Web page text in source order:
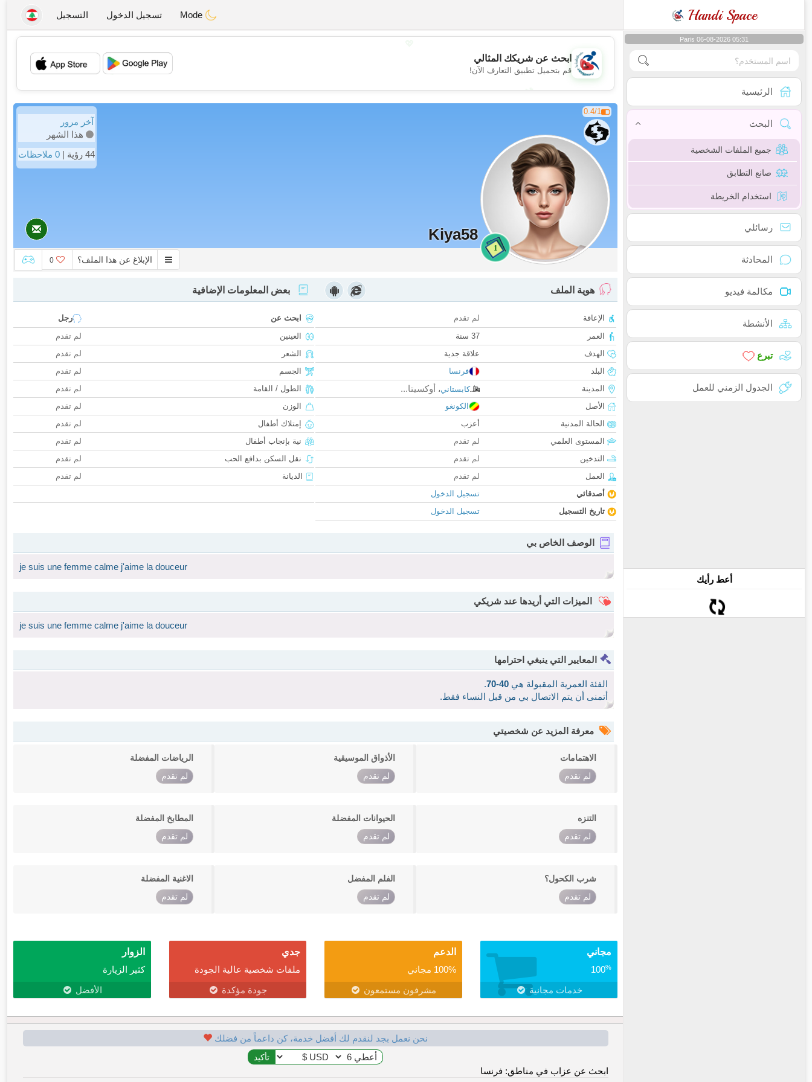
Handi Space تسجيل الدخول التسجيل
Paris 06-08-2026 05:31
الرئيسية
البحث
جميع الملفات الشخصية
صانع التطابق
استخدام الخريطة
رسائلي
المحادثة
مكالمة فيديو
الأنشطة
تبرع
الجدول الزمني للعمل
أعط رأيك
💖
ابحث عن شريكك المثالي
قم بتحميل تطبيق التعارف الآن!
0.4/1
1
Kiya58
آخر مرور
هذا الشهر
44 رؤية |
0 ملاحظات
الإبلاغ عن هذا الملف؟ 0
هوية الملف
الإعاقة
لم تقدم
العمر
37 سنة
الهدف
علاقة جدية
البلد
فرنسا
المدينة
كابستاني، أوكسيتا...
الأصل
الكونغو
الحالة المدنية
أعزب
المستوى العلمي
لم تقدم
التدخين
لم تقدم
العمل
لم تقدم
أصدقائي
تسجيل الدخول
تاريخ التسجيل
تسجيل الدخول
بعض المعلومات الإضافية
ابحث عن
رجل
العينين
لم تقدم
الشعر
لم تقدم
الجسم
لم تقدم
الطول / القامة
لم تقدم
الوزن
لم تقدم
إمتلاك أطفال
لم تقدم
نية بإنجاب أطفال
لم تقدم
نقل السكن بدافع الحب
لم تقدم
الديانة
لم تقدم
الوصف الخاص بي
je suis une femme calme j'aime la douceur
الميزات التي أريدها عند شريكي
je suis une femme calme j'aime la douceur
المعايير التي ينبغي احترامها
الفئة العمرية المقبولة هي 40-70
.
أتمنى أن يتم الاتصال بي من قبل النساء فقط.
معرفة المزيد عن شخصيتي
الاهتمامات
لم تقدم
الأذواق الموسيقية
لم تقدم
الرياضات المفضلة
لم تقدم
التنزه
لم تقدم
الحيوانات المفضلة
لم تقدم
المطابخ المفضلة
لم تقدم
شرب الكحول؟
لم تقدم
الفلم المفضل
لم تقدم
الاغنية المفضلة
لم تقدم
مجاني
100%
خدمات مجانية
الدعم
100% مجاني
مشرفون مستمعون
جدي
ملفات شخصية عالية الجودة
جودة مؤكدة
الزوار
كثير الزيارة
الأفضل
نحن نعمل بجد لنقدم لك أفضل خدمة، كن داعماً من فضلك
ابحث عن عزاب في مناطق: فرنسا